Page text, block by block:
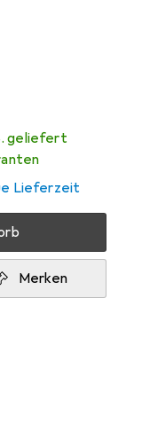
geliefert
Lieferzeit
Merken